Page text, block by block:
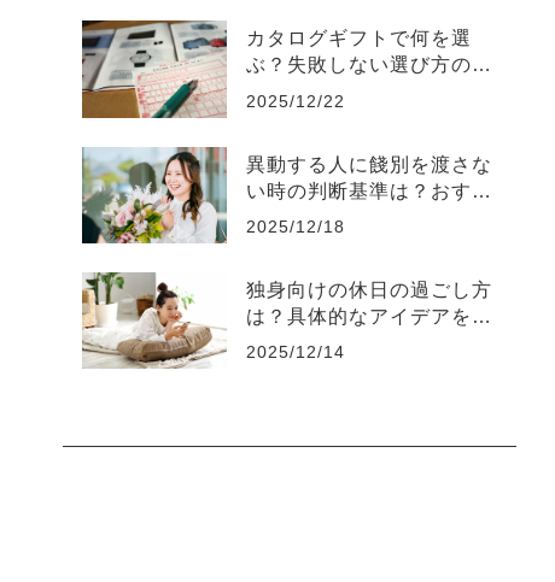
カタログギフトで何を選
ぶ？失敗しない選び方のコ
ツとおすすめ商品
2025/12/22
異動する人に餞別を渡さな
い時の判断基準は？おすす
めのギフトも解説
2025/12/18
独身向けの休日の過ごし方
は？具体的なアイデアをそ
れぞれ解説
2025/12/14